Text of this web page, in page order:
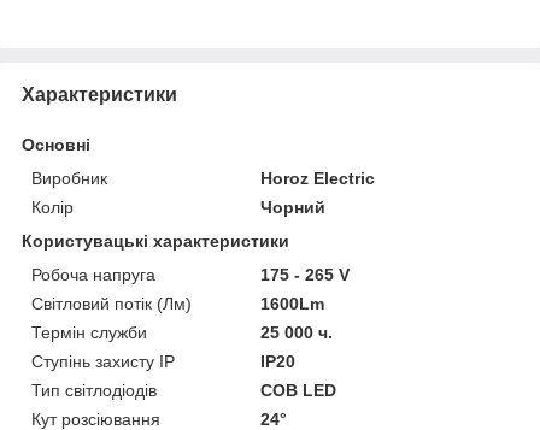
Характеристики
Основні
Виробник
Horoz Electric
Колір
Чорний
Користувацькі характеристики
Робоча напруга
175 - 265 V
Світловий потік (Лм)
1600Lm
Термін служби
25 000 ч.
Ступінь захисту IP
IP20
Тип світлодіодів
COB LED
Кут розсіювання
24°